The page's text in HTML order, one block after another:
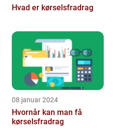
Hvad er kørselsfradrag
08 januar 2024
Hvornår kan man få
kørselsfradrag